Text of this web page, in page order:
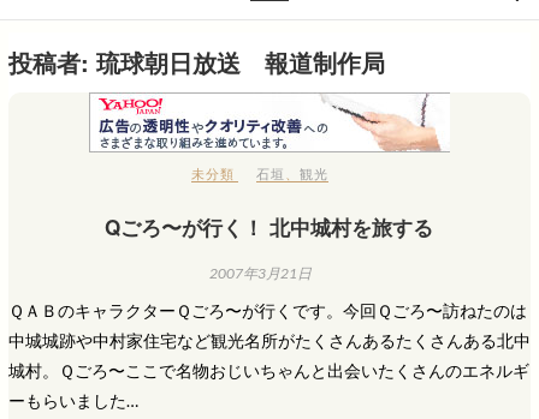
投稿者: 琉球朝日放送 報道制作局
未分類 石垣 、観光
Qごろ〜が行く！ 北中城村を旅する
2007年3月21日
ＱＡＢのキャラクターＱごろ〜が行くです。今回Ｑごろ〜訪ねたのは
中城城跡や中村家住宅など観光名所がたくさんあるたくさんある北中
城村。Ｑごろ〜ここで名物おじいちゃんと出会いたくさんのエネルギ
ーもらいました…